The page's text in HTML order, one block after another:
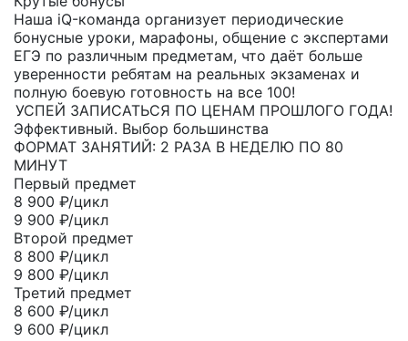
Наша iQ-команда организует периодические
бонусные уроки, марафоны, общение с экспертами
ЕГЭ по различным предметам, что даёт больше
уверенности ребятам на реальных экзаменах и
полную боевую готовность на все 100!
УСПЕЙ ЗАПИСАТЬСЯ ПО ЦЕНАМ ПРОШЛОГО ГОДА!
Эффективный. Выбор большинства
ФОРМАТ ЗАНЯТИЙ: 2 РАЗА В НЕДЕЛЮ ПО 80
МИНУТ
Первый предмет
8 900 ₽/цикл
9 900 ₽/цикл
Второй предмет
8 800 ₽/цикл
9 800 ₽/цикл
Третий предмет
8 600 ₽/цикл
9 600 ₽/цикл